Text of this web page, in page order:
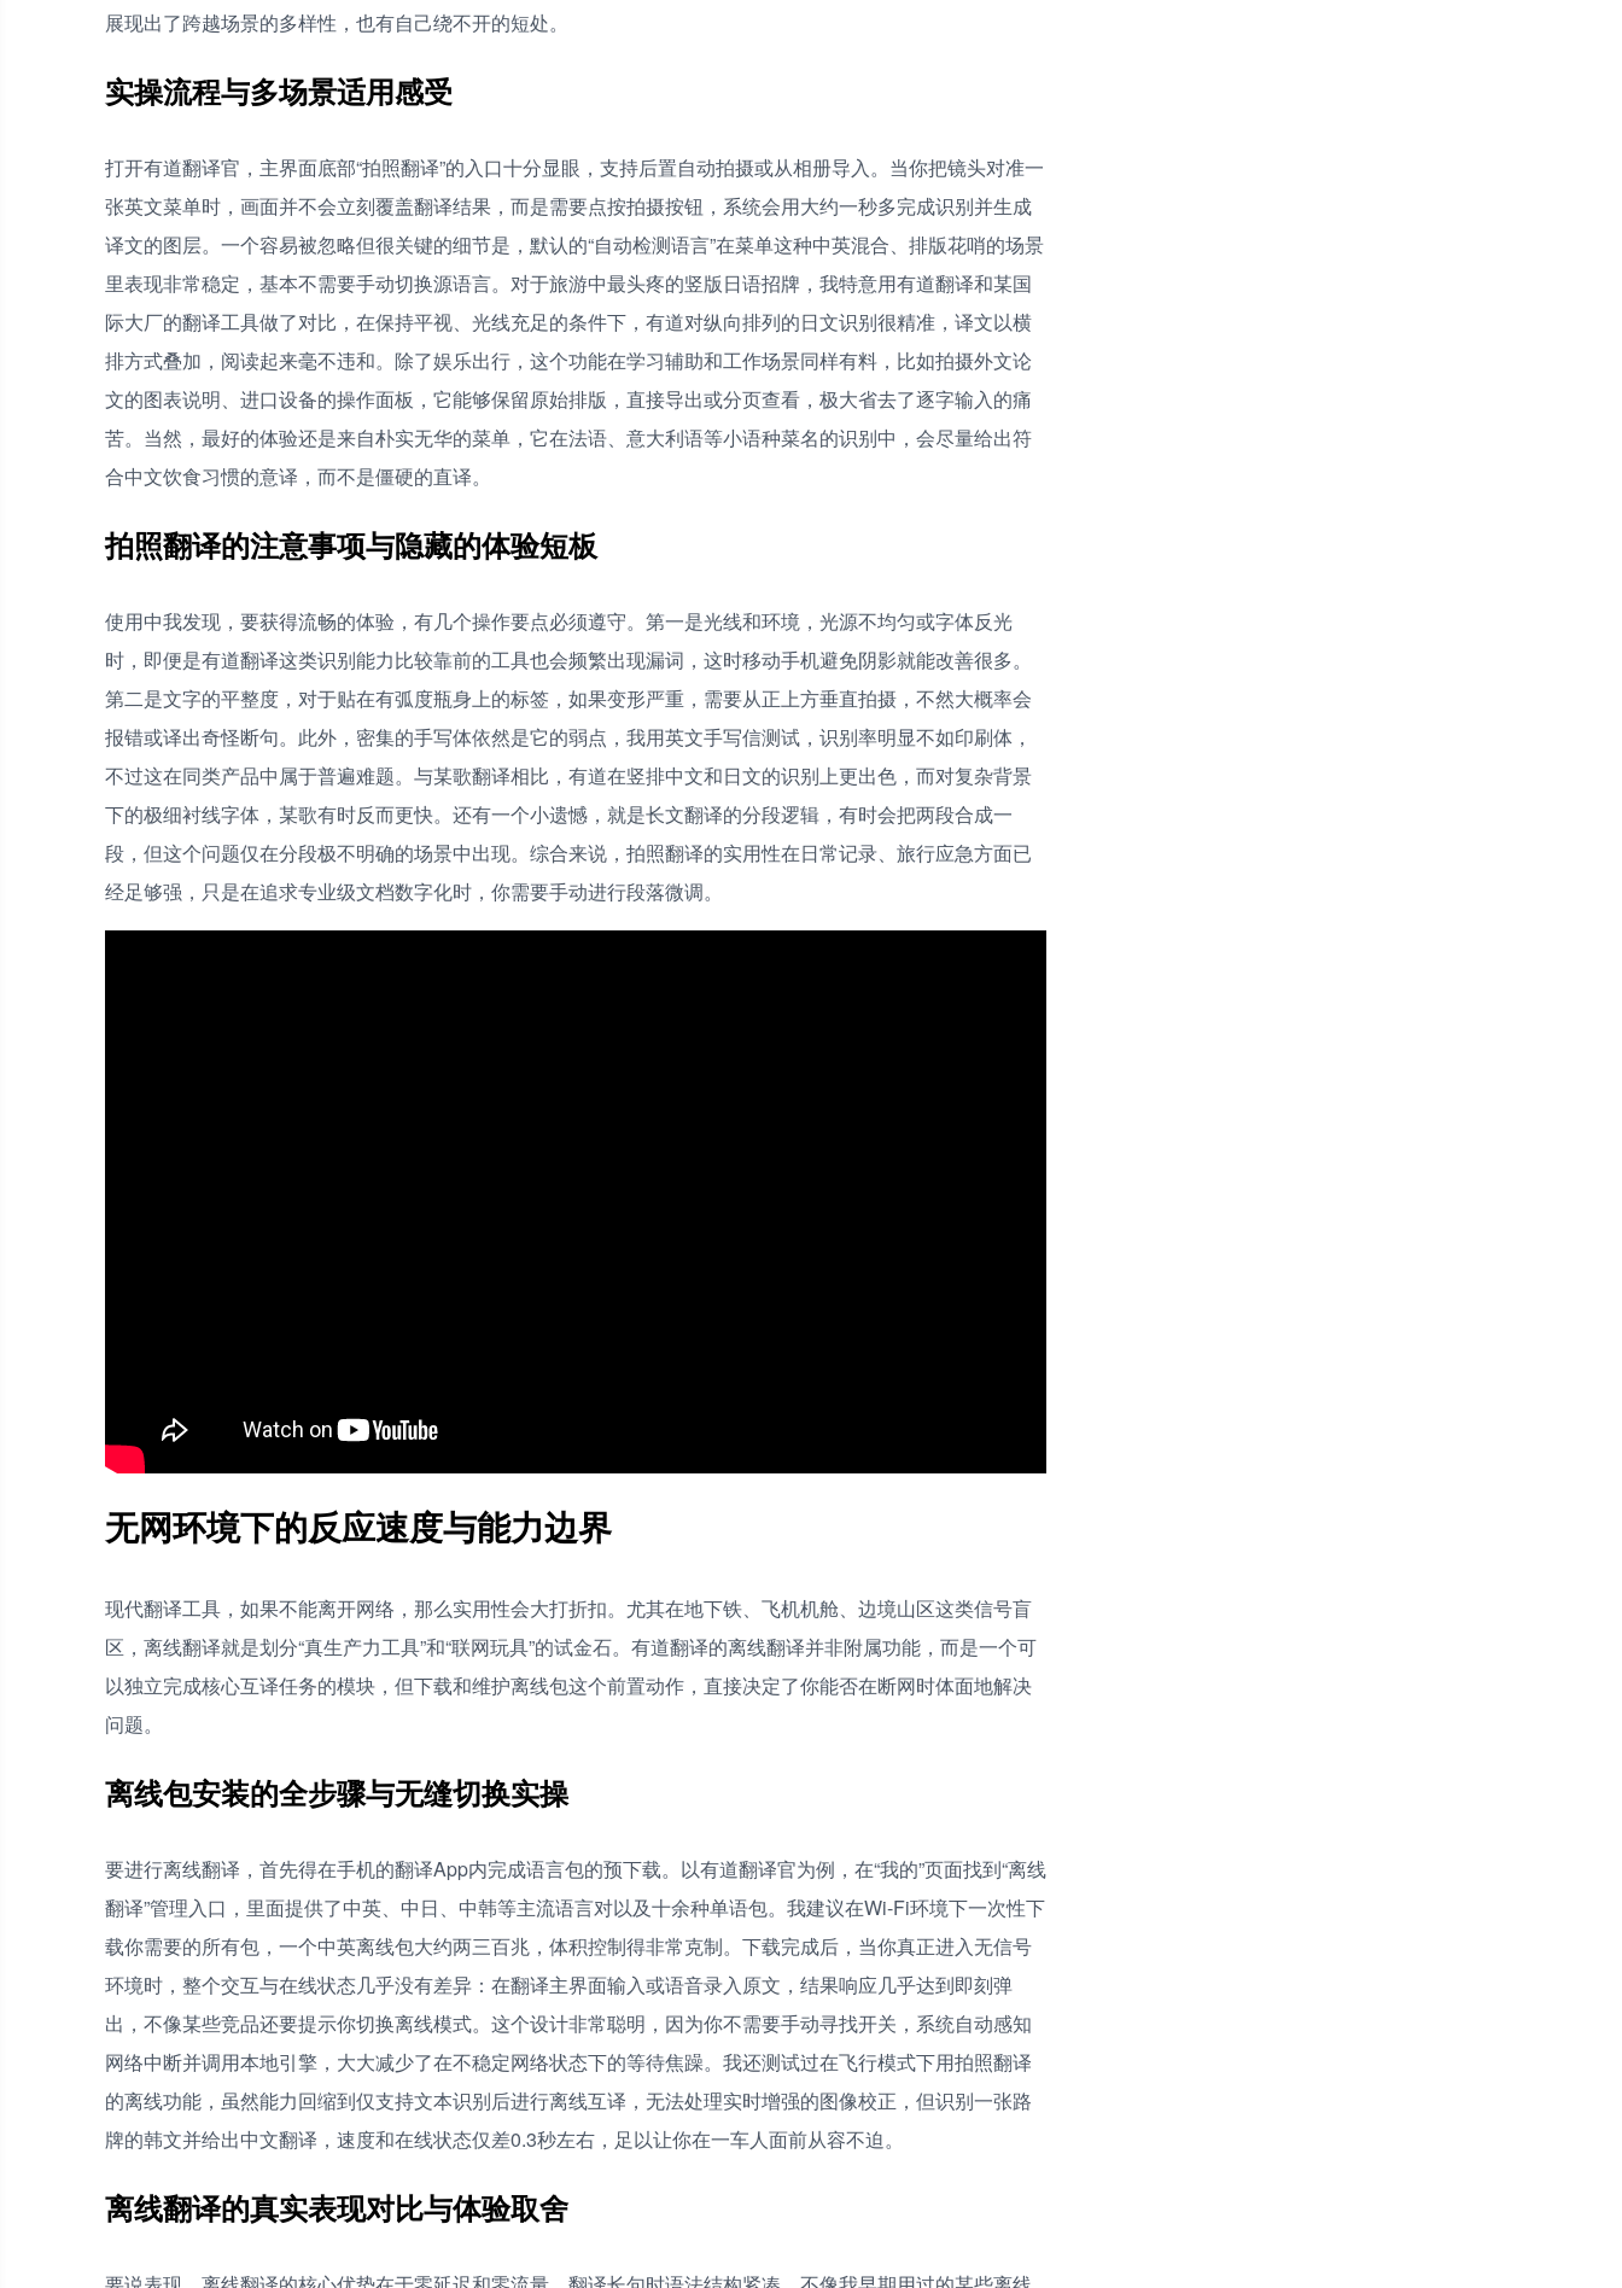
展现出了跨越场景的多样性，也有自己绕不开的短处。
实操流程与多场景适用感受
打开有道翻译官，主界面底部“拍照翻译”的入口十分显眼，支持后置自动拍摄或从相册导入。当你把镜头对准一
张英文菜单时，画面并不会立刻覆盖翻译结果，而是需要点按拍摄按钮，系统会用大约一秒多完成识别并生成
译文的图层。一个容易被忽略但很关键的细节是，默认的“自动检测语言”在菜单这种中英混合、排版花哨的场景
里表现非常稳定，基本不需要手动切换源语言。对于旅游中最头疼的竖版日语招牌，我特意用有道翻译和某国
际大厂的翻译工具做了对比，在保持平视、光线充足的条件下，有道对纵向排列的日文识别很精准，译文以横
排方式叠加，阅读起来毫不违和。除了娱乐出行，这个功能在学习辅助和工作场景同样有料，比如拍摄外文论
文的图表说明、进口设备的操作面板，它能够保留原始排版，直接导出或分页查看，极大省去了逐字输入的痛
苦。当然，最好的体验还是来自朴实无华的菜单，它在法语、意大利语等小语种菜名的识别中，会尽量给出符
合中文饮食习惯的意译，而不是僵硬的直译。
拍照翻译的注意事项与隐藏的体验短板
使用中我发现，要获得流畅的体验，有几个操作要点必须遵守。第一是光线和环境，光源不均匀或字体反光
时，即便是有道翻译这类识别能力比较靠前的工具也会频繁出现漏词，这时移动手机避免阴影就能改善很多。
第二是文字的平整度，对于贴在有弧度瓶身上的标签，如果变形严重，需要从正上方垂直拍摄，不然大概率会
报错或译出奇怪断句。此外，密集的手写体依然是它的弱点，我用英文手写信测试，识别率明显不如印刷体，
不过这在同类产品中属于普遍难题。与某歌翻译相比，有道在竖排中文和日文的识别上更出色，而对复杂背景
下的极细衬线字体，某歌有时反而更快。还有一个小遗憾，就是长文翻译的分段逻辑，有时会把两段合成一
段，但这个问题仅在分段极不明确的场景中出现。综合来说，拍照翻译的实用性在日常记录、旅行应急方面已
经足够强，只是在追求专业级文档数字化时，你需要手动进行段落微调。
无网环境下的反应速度与能力边界
现代翻译工具，如果不能离开网络，那么实用性会大打折扣。尤其在地下铁、飞机机舱、边境山区这类信号盲
区，离线翻译就是划分“真生产力工具”和“联网玩具”的试金石。有道翻译的离线翻译并非附属功能，而是一个可
以独立完成核心互译任务的模块，但下载和维护离线包这个前置动作，直接决定了你能否在断网时体面地解决
问题。
离线包安装的全步骤与无缝切换实操
要进行离线翻译，首先得在手机的翻译App内完成语言包的预下载。以有道翻译官为例，在“我的”页面找到“离线
翻译”管理入口，里面提供了中英、中日、中韩等主流语言对以及十余种单语包。我建议在Wi-Fi环境下一次性下
载你需要的所有包，一个中英离线包大约两三百兆，体积控制得非常克制。下载完成后，当你真正进入无信号
环境时，整个交互与在线状态几乎没有差异：在翻译主界面输入或语音录入原文，结果响应几乎达到即刻弹
出，不像某些竞品还要提示你切换离线模式。这个设计非常聪明，因为你不需要手动寻找开关，系统自动感知
网络中断并调用本地引擎，大大减少了在不稳定网络状态下的等待焦躁。我还测试过在飞行模式下用拍照翻译
的离线功能，虽然能力回缩到仅支持文本识别后进行离线互译，无法处理实时增强的图像校正，但识别一张路
牌的韩文并给出中文翻译，速度和在线状态仅差0.3秒左右，足以让你在一车人面前从容不迫。
离线翻译的真实表现对比与体验取舍